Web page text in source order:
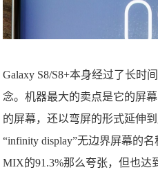
Galaxy S8/S8+本身经过了长时
念。机器最大的卖点是它的屏
的屏幕，还以弯屏的形式延伸
“infinity display”无边界屏幕的
MIX的91.3%那么夸张，但也达